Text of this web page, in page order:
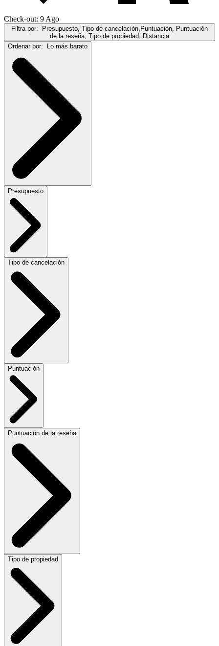
Check-out: 9 Ago
Filtra por:
Presupuesto, Tipo de cancelación,Puntuación, Puntuación
de la reseña, Tipo de propiedad, Distancia
Ordenar por:
Lo más barato
Presupuesto
Tipo de cancelación
Puntuación
Puntuación de la reseña
Tipo de propiedad